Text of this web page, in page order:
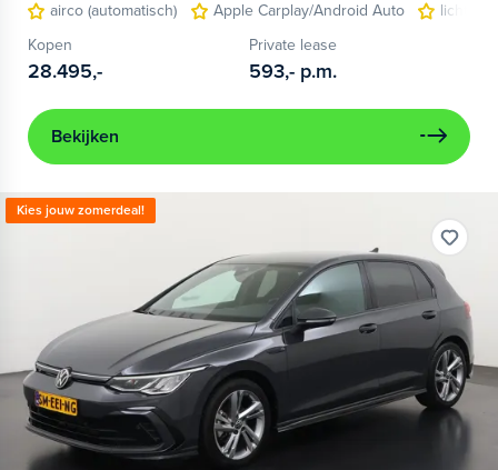
airco (automatisch)
Apple Carplay/Android Auto
Kopen
28.495,-
Private lease
593,- p.m.
Bekijken
Kies jouw zomerdeal!